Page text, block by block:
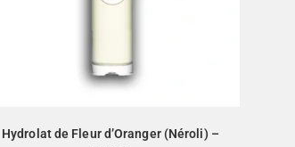
Hydrolat de Fleur d’Oranger (Néroli) –